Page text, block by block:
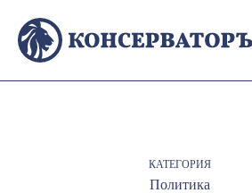
content
КАТЕГОРИЯ
Политика